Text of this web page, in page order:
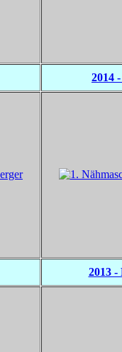
2014
2013 -